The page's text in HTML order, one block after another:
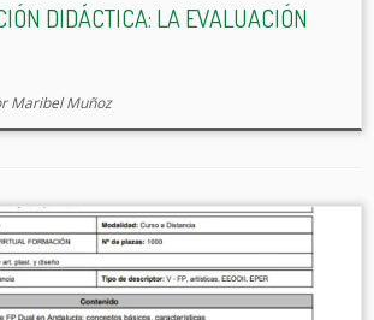
DIDÁCTICA: LA EVALUACIÓN
Maribel Muñoz